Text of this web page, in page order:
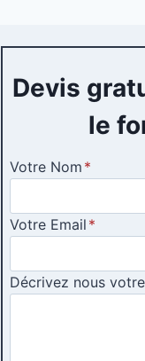
Devis
le
Votre Nom *
Votre Email *
Décrivez nous